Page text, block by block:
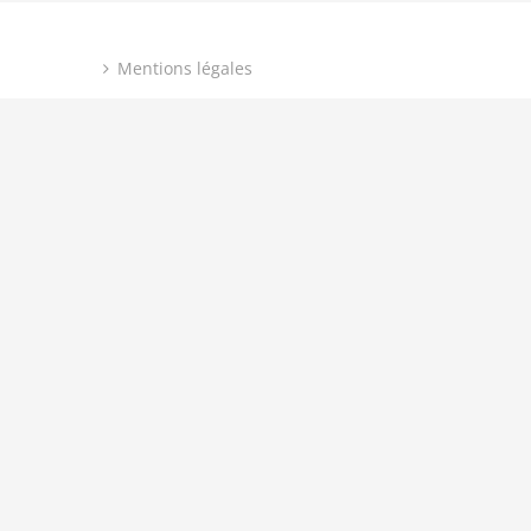
Mentions légales